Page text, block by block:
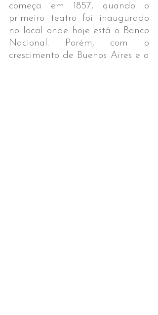
começa em 1857, quando o
primeiro teatro foi inaugurado
no local onde hoje está o Banco
Nacional. Porém, com o
crescimento de Buenos Aires e a